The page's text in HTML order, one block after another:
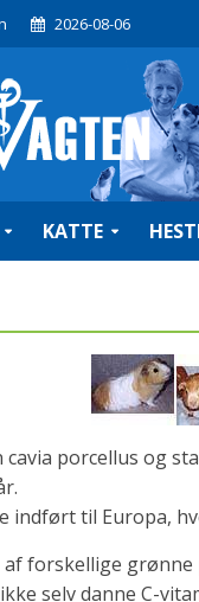
2026-08-06
KATTE
porcellus og
indført til Europa,
forskellige
selv danne C-